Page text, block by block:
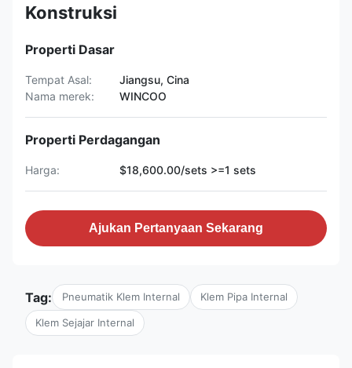
Konstruksi
Properti Dasar
Tempat Asal:
Jiangsu, Cina
Nama merek:
WINCOO
Properti Perdagangan
Harga: $18,600.00/sets >=1 sets
Ajukan Pertanyaan Sekarang
Tag: Pneumatik Klem Internal Klem Pipa Internal
Klem Sejajar Internal